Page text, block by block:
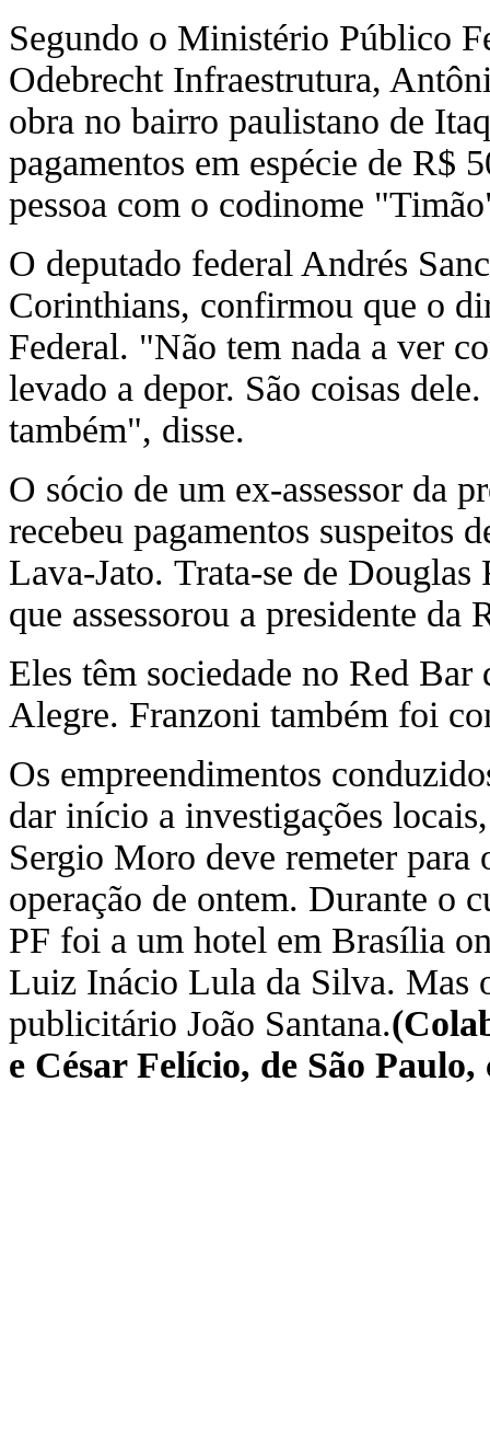
Segundo o Ministério Público
Odebrecht Infraestrutura,
obra no bairro paulistano de
pagamentos em espécie de R$
pessoa com o codinome
O deputado federal Andrés
Corinthians, confirmou que o
Federal. "Não tem nada a ver
levado a depor. São coisas
também", disse.
O sócio de um ex-assessor da
recebeu pagamentos suspeitos
Lava-Jato. Trata-se de
que assessorou a presidente da
Eles têm sociedade no Red
Alegre. Franzoni também foi
Os empreendimentos
dar início a investigações
Sergio Moro deve remeter para
operação de ontem. Durante o
PF foi a um hotel em Brasília
Luiz Inácio Lula da Silva. Mas
publicitário João Santana.
e César Felício, de São Paulo,